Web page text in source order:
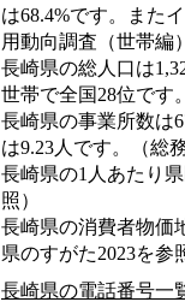
は68.4%です。また
用動向調査（世帯編
長崎県の総人口は
世帯で全国28位です
長崎県の事業所数は
は9.23人です。（総
長崎県の1人あたり
照）
長崎県の消費者物価
県のすがた2023を参
長崎県の電話番号一